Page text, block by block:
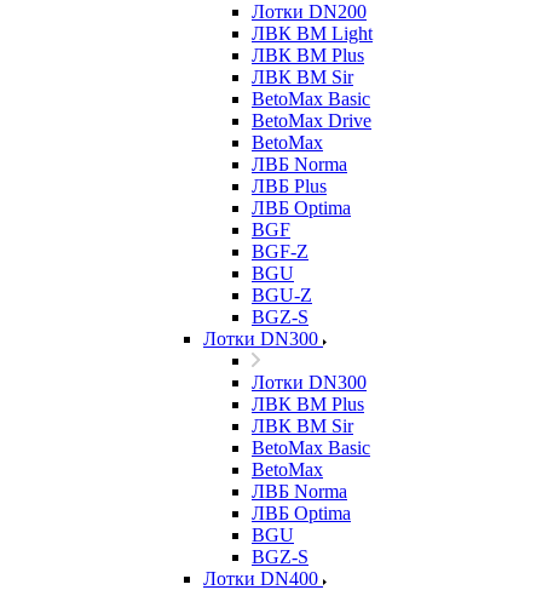
Лотки DN200
ЛВК ВМ Light
ЛВК ВМ Plus
ЛВК ВМ Sir
BetoMax Basic
BetoMax Drive
BetoMax
ЛВБ Norma
ЛВБ Plus
ЛВБ Optima
BGF
BGF-Z
BGU
BGU-Z
BGZ-S
Лотки DN300
Лотки DN300
ЛВК ВМ Plus
ЛВК ВМ Sir
BetoMax Basic
BetoMax
ЛВБ Norma
ЛВБ Optima
BGU
BGZ-S
Лотки DN400